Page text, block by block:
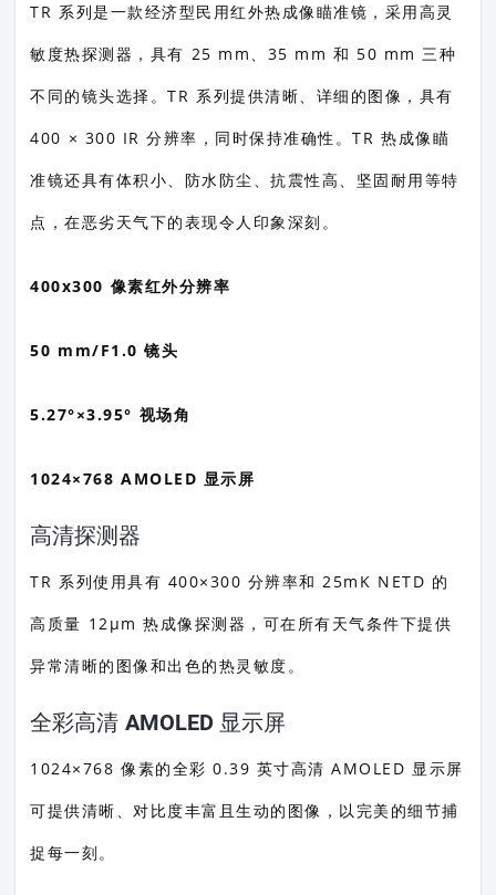
TR 系列是一款经济型民用红外热成像瞄准镜，采用高灵
敏度热探测器，具有 25 mm、35 mm 和 50 mm 三种
不同的镜头选择。TR 系列提供清晰、详细的图像，具有
400 × 300 IR 分辨率，同时保持准确性。TR 热成像瞄
准镜还具有体积小、防水防尘、抗震性高、坚固耐用等特
点，在恶劣天气下的表现令人印象深刻。
400x300 像素红外分辨率
50 mm/F1.0 镜头
5.27°×3.95° 视场角
1024×768 AMOLED 显示屏
高清探测器
TR 系列使用具有 400×300 分辨率和 25mK NETD 的
高质量 12μm 热成像探测器，可在所有天气条件下提供
异常清晰的图像和出色的热灵敏度。
全彩高清 AMOLED 显示屏
1024×768 像素的全彩 0.39 英寸高清 AMOLED 显示屏
可提供清晰、对比度丰富且生动的图像，以完美的细节捕
捉每一刻。